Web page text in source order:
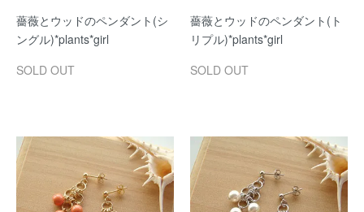
薔薇とウッドのペンダント(シ
ングル)*plants*girl
SOLD OUT
薔薇とウッドのペンダント(ト
リプル)*plants*girl
SOLD OUT